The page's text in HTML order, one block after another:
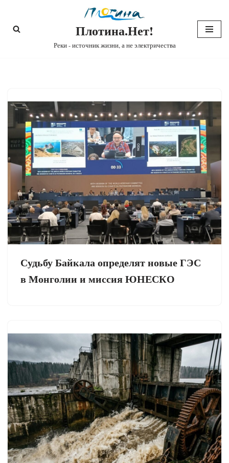
Перейти
Плотина.Нет!
Реки - источник жизни, а не электричества
Судьбу Байкала определят новые ГЭС
в Монголии и миссия ЮНЕСКО